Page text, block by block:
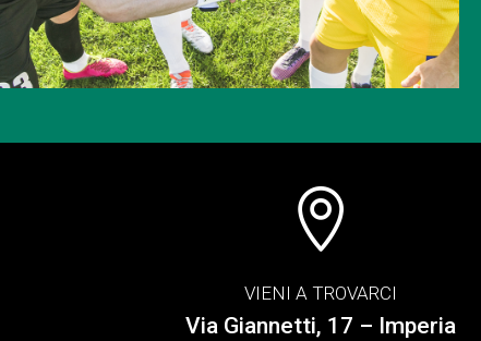

VIENI A TROVARCI
Via Giannetti, 17 – Imperia